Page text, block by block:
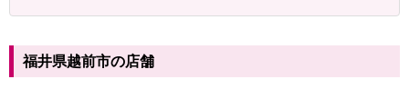
福井県越前市の店舗